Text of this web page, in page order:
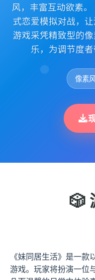
风，丰富互动欲素
式恋爱模拟对战，
游戏采凭精致型的
乐，为调节度
像素
🎲
《妹同居生活》是一
游戏。玩家将扮演一位